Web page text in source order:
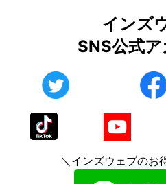
インズ
SNS公式
＼インズウェブのお